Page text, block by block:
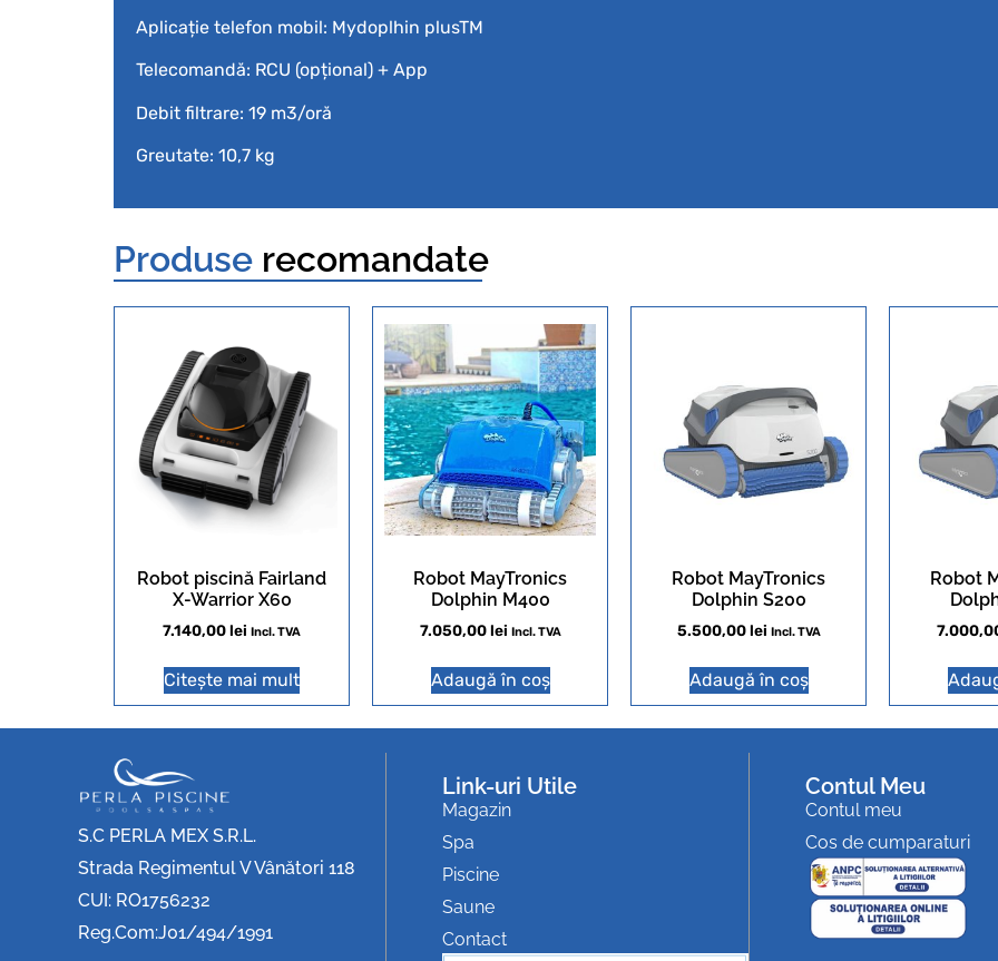
Aplicație telefon mobil: Mydoplhin plusTM
Telecomandă: RCU (opțional) + App
Debit filtrare: 19 m3/oră
Greutate: 10,7 kg
Produse recomandate
Robot piscină Fairland
X-Warrior X60
7.140,00lei Incl. TVA
Citește mai mult
Robot MayTronics
Dolphin M400
7.050,00lei Incl. TVA
Adaugă în coș
Robot MayTronics
Dolphin S200
5.500,00lei Incl. TVA
Adaugă în coș
Robot
S.C PERLA MEX S.R.L.
Strada Regimentul V Vânători 118
CUI: RO1756232
Reg.Com:J01/494/1991
Link-uri Utile
Magazin
Spa
Piscine
Saune
Contact
Contul Meu
Contul meu
Cos de cumparaturi